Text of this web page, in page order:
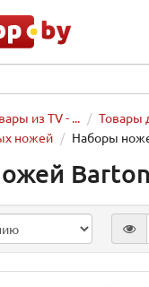
из TV - ...
Товары
ножей
Наборы